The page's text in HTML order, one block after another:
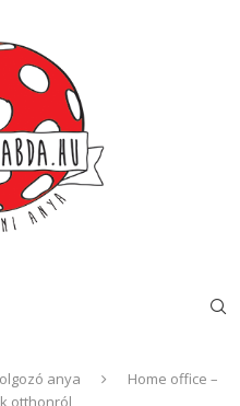
anya
Home office –
otthonról